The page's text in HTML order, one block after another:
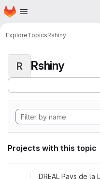
Skip to main content
Homepage
ExploreTopicsRshiny
R Rshiny
Projects with this topic
View AutoritéDREAL Pays de la